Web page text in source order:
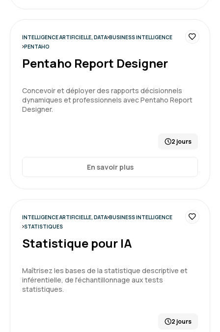
Carole P. Le 31/03/2026
Très intéressant , les supports fournis par Marc
Aurélien S. Le 18/03/2026
5
Formation intéressante sur un outil dont la
Formation : Google Looker Studio, améliorez votre
reporting
INTELLIGENCE ARTIFICIELLE, DATA BUSINESS INTELLIGENCE
PENTAHO
Pentaho Report Designer
Concevoir et déployer des rapports décisionnels
dynamiques et professionnels avec Pentaho Report
Designer.
2 jours
En savoir plus
INTELLIGENCE ARTIFICIELLE, DATA BUSINESS INTELLIGENCE
STATISTIQUES
Statistique pour IA
Maîtrisez les bases de la statistique descriptive et
inférentielle, de l'échantillonnage aux tests
statistiques.
2 jours